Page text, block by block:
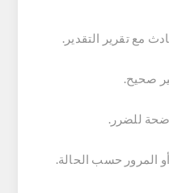
مع تقرير التقدير.
للضرر.
المرور حسب الحالة.